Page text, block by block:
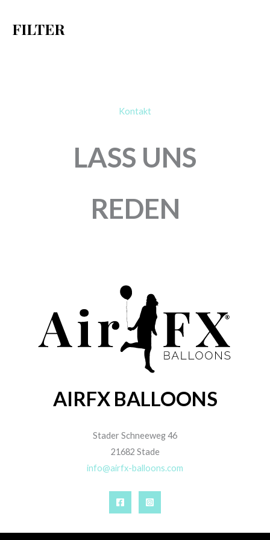
FILTER
Kontakt
LASS UNS
REDEN
AIRFX BALLOONS
Stader Schneeweg 46
21682 Stade
info@airfx-balloons.com